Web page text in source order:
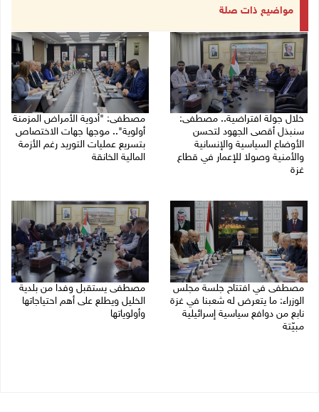
مواضيع ذات صلة
خلال جولة افتراضية.. مصطفى:
سنبذل أقصى الجهود لتحسن
الأوضاع السياسية والإنسانية
والأمنية وصولا للإعمار في قطاع
غزة
مصطفى: "أدوية الأمراض المزمنة
أولوية".. موجها جهات الاختصاص
بتسريع عمليات التوريد رغم الأزمة
المالية الخانقة
مصطفى في افتتاح جلسة مجلس
الوزراء: ما يتعرض له شعبنا في غزة
نابع من دوافع سياسية إسرائيلية
مبيّتة
مصطفى يستقبل وفدا من بلدية
الخليل ويطلع على أهم احتياجاتها
وأولوياتها